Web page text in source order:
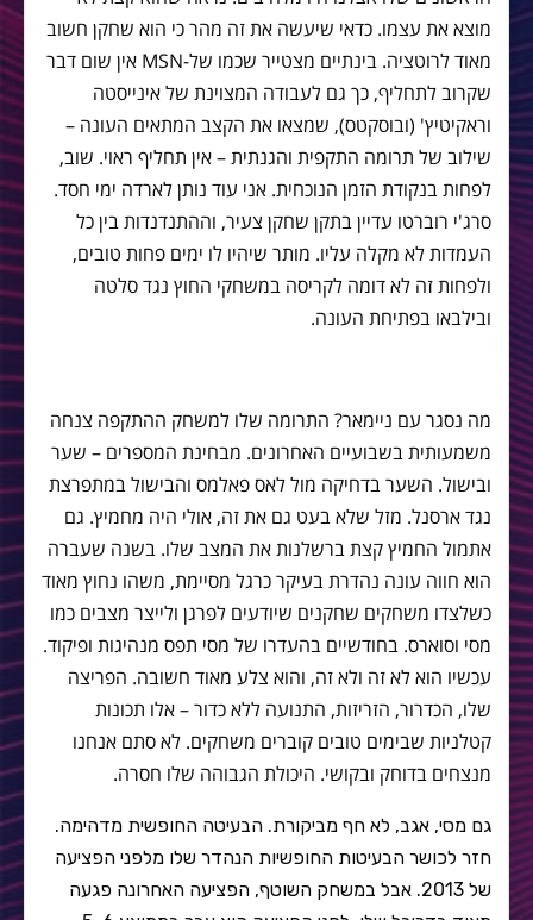
מוצא את עצמו. כדאי שיעשה את זה מהר כי הוא שחקן חשוב
מאוד לרוטציה. בינתיים מצטייר שכמו של-MSN אין שום דבר
שקרוב לתחליף, כך גם לעבודה המצוינת של אינייסטה
וראקיטיץ' (ובוסקטס), שמצאו את הקצב המתאים העונה –
שילוב של תרומה התקפית והגנתית – אין תחליף ראוי. שוב,
לפחות בנקודת הזמן הנוכחית. אני עוד נותן לארדה ימי חסד.
סרג'י רוברטו עדיין בתקן שחקן צעיר, וההתנדנדות בין כל
העמדות לא מקלה עליו. מותר שיהיו לו ימים פחות טובים,
ולפחות זה לא דומה לקריסה במשחקי החוץ נגד סלטה
ובילבאו בפתיחת העונה.
מה נסגר עם ניימאר? התרומה שלו למשחק ההתקפה צנחה
משמעותית בשבועיים האחרונים. מבחינת המספרים – שער
ובישול. השער בדחיקה מול לאס פאלמס והבישול במתפרצת
נגד ארסנל. מזל שלא בעט גם את זה, אולי היה מחמיץ. גם
אתמול החמיץ קצת ברשלנות את המצב שלו. בשנה שעברה
הוא חווה עונה נהדרת בעיקר כרגל מסיימת, משהו נחוץ מאוד
כשלצדו משחקים שחקנים שיודעים לפרגן ולייצר מצבים כמו
מסי וסוארס. בחודשיים בהעדרו של מסי תפס מנהיגות ופיקוד.
עכשיו הוא לא זה ולא זה, והוא צלע מאוד חשובה. הפריצה
שלו, הכדרור, הזריזות, התנועה ללא כדור – אלו תכונות
קטלניות שבימים טובים קוברים משחקים. לא סתם אנחנו
מנצחים בדוחק ובקושי. היכולת הגבוהה שלו חסרה.
גם מסי, אגב, לא חף מביקורת. הבעיטה החופשית מדהימה.
חזר לכושר הבעיטות החופשיות הנהדר שלו מלפני הפציעה
של 2013. אבל במשחק השוטף, הפציעה האחרונה פגעה